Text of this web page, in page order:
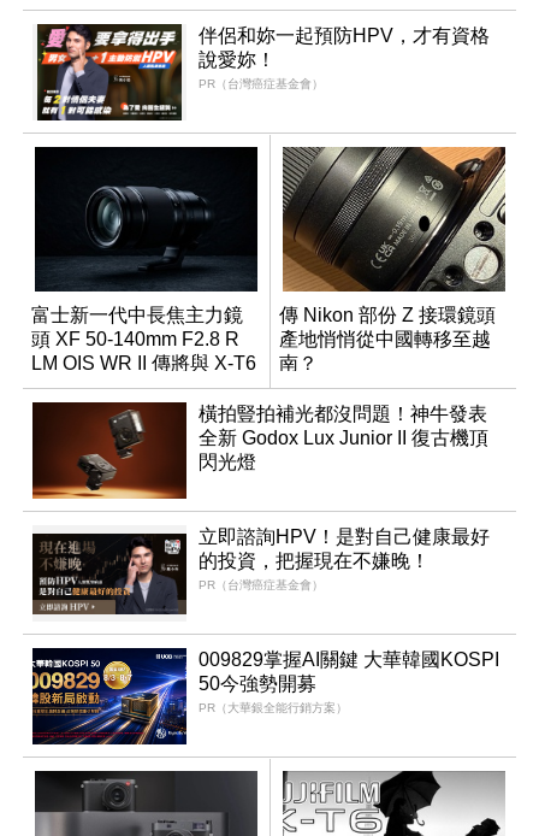
伴侶和妳一起預防HPV，才有資格
說愛妳！
PR（台灣癌症基金會）
富士新一代中長焦主力鏡
頭 XF 50-140mm F2.8 R
LM OIS WR II 傳將與 X-T6
同步亮相
傳 Nikon 部份 Z 接環鏡頭
產地悄悄從中國轉移至越
南？
橫拍豎拍補光都沒問題！神牛發表
全新 Godox Lux Junior II 復古機頂
閃光燈
立即諮詢HPV！是對自己健康最好
的投資，把握現在不嫌晚！
PR（台灣癌症基金會）
009829掌握AI關鍵 大華韓國KOSPI
50今強勢開募
PR（大華銀全能行銷方案）